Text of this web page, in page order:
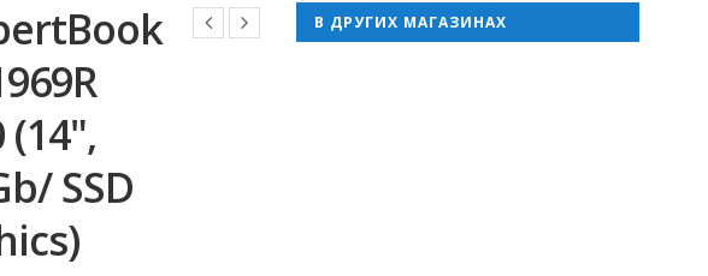
(14",
SSD
В ДРУГИХ МАГАЗИНАХ